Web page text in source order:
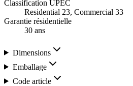
Classification UPEC
Residential 23, Commercial 33
Garantie résidentielle
30 ans
Dimensions
Emballage
Code article